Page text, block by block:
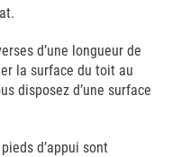
d’une longueur de
la surface du toit au
disposez d’une surface
d’appui sont